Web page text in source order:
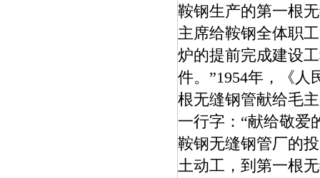
鞍钢生产的第一根
主席给鞍钢全体职
炉的提前完成建设
件。”1954年，《
根无缝钢管献给毛
一行字：“献给敬爱
鞍钢无缝钢管厂的
土动工，到第一根